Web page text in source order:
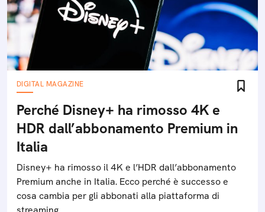
DIGITAL MAGAZINE
Perché Disney+ ha rimosso 4K e
HDR dall’abbonamento Premium in
Italia
Disney+ ha rimosso il 4K e l’HDR dall’abbonamento
Premium anche in Italia. Ecco perché è successo e
cosa cambia per gli abbonati alla piattaforma di